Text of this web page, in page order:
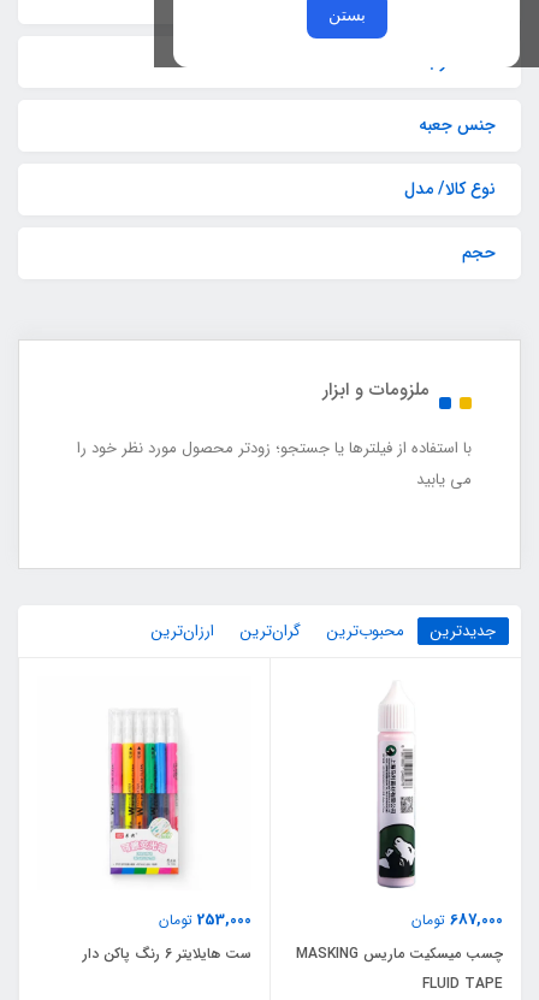
بستن
تعداد در بسته
جنس جعبه
نوع کالا/ مدل
حجم
ملزومات و ابزار
با استفاده از فیلترها یا جستجو؛ زودتر محصول مورد نظر خود را
می یابید
جدیدترین محبوب‌ترین گران‌ترین ارزان‌ترین
687,000 تومان
چسب میسکیت ماریس MASKING
FLUID TAPE
253,000 تومان
ست هایلایتر 6 رنگ پاکن دار